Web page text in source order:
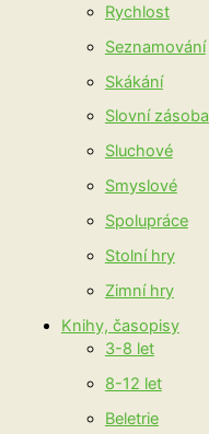
Rychlost
Seznamování
Skákání
Slovní zásoba
Sluchové
Smyslové
Spolupráce
Stolní hry
Zimní hry
Knihy, časopisy
3-8 let
8-12 let
Beletrie